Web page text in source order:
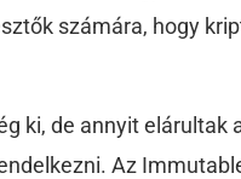
számára, hogy
ki, de annyit elárultak
Az